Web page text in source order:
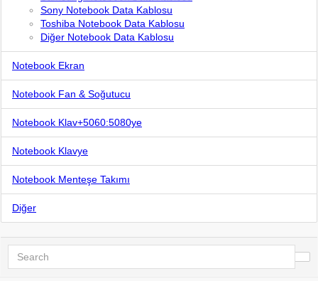
Sony Notebook Data Kablosu
Toshiba Notebook Data Kablosu
Diğer Notebook Data Kablosu
Notebook Ekran
Notebook Fan & Soğutucu
Notebook Klav+5060:5080ye
Notebook Klavye
Notebook Menteşe Takımı
Diğer